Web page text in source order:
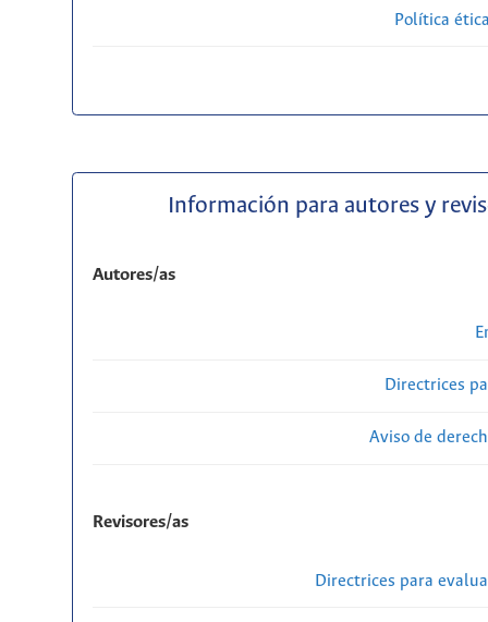
Política
Información para autores y
Autores/as
Directrices
Aviso de
Revisores/as
Directrices para